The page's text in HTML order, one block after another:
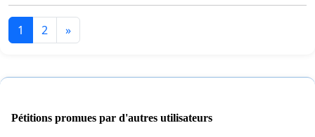
1 2 »
Pétitions promues par d'autres utilisateurs